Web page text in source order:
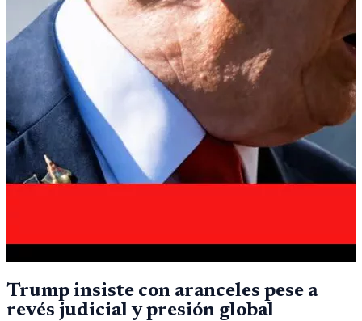
Trump insiste con aranceles pese a
revés judicial y presión global